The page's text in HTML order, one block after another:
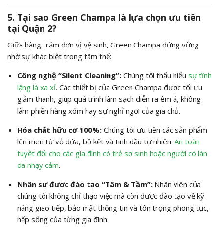
5. Tại sao Green Champa là lựa chọn ưu tiên
tại Quận 2?
Giữa hàng trăm đơn vị vệ sinh, Green Champa đứng vững
nhờ sự khác biệt trong tâm thế:
Công nghệ “Silent Cleaning”:Chúng tôi thấu hiểu sự tĩnh
lặng là xa xỉ. Các thiết bị của Green Champa được tối ưu
giảm thanh, giúp quá trình làm sạch diễn ra êm ả, không
làm phiền hàng xóm hay sự nghỉ ngơi của gia chủ.
Hóa chất hữu cơ 100%:Chúng tôi ưu tiên các sản phẩm
lên men từ vỏ dứa, bồ kết và tinh dầu tự nhiên. An toàn
tuyệt đối cho các gia đình có trẻ sơ sinh hoặc người có làn
da nhạy cảm.
Nhân sự được đào tạo “Tâm & Tầm”:Nhân viên của
chúng tôi không chỉ thạo việc mà còn được đào tạo về kỹ
năng giao tiếp, bảo mật thông tin và tôn trọng phong tục,
nếp sống của từng gia đình.